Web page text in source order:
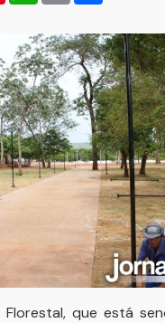
que está